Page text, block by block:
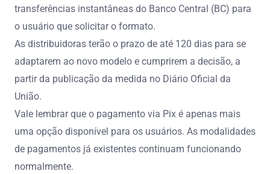
transferências instantâneas do Banco Central (BC) para
o usuário que solicitar o formato.
As distribuidoras terão o prazo de até 120 dias para se
adaptarem ao novo modelo e cumprirem a decisão, a
partir da publicação da medida no Diário Oficial da
União.
Vale lembrar que o pagamento via Pix é apenas mais
uma opção disponível para os usuários. As modalidades
de pagamentos já existentes continuam funcionando
normalmente.